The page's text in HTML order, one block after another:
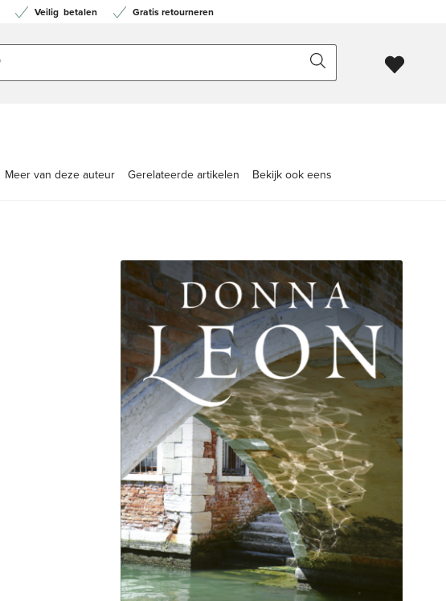
Veiligbetalen Gratis retourneren
Meer van deze auteur Gerelateerde artikelen Bekijk ook eens